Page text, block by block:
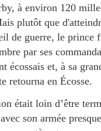
à environ 120
plutôt que
de guerre, le prince
par ses
écossais et, à sa
retourna en Écosse.
était loin d’être
son armée